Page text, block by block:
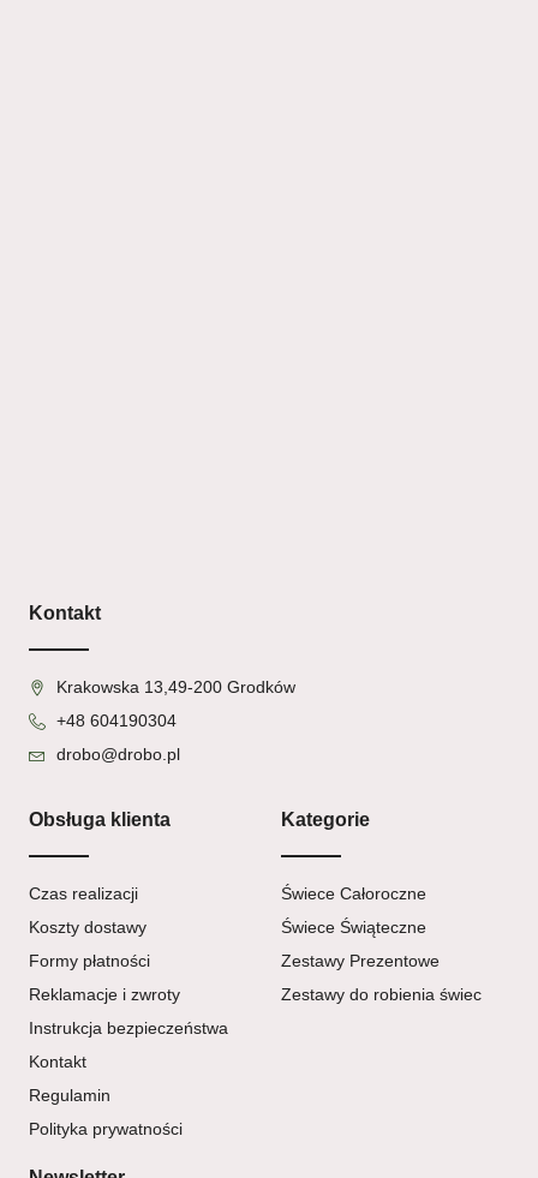
Kontakt
Krakowska 13,49-200 Grodków
+48 604190304
drobo@drobo.pl
Obsługa klienta
Czas realizacji
Koszty dostawy
Formy płatności
Reklamacje i zwroty
Instrukcja bezpieczeństwa
Kontakt
Regulamin
Polityka prywatności
Kategorie
Świece Całoroczne
Świece Świąteczne
Zestawy Prezentowe
Zestawy do robienia świec